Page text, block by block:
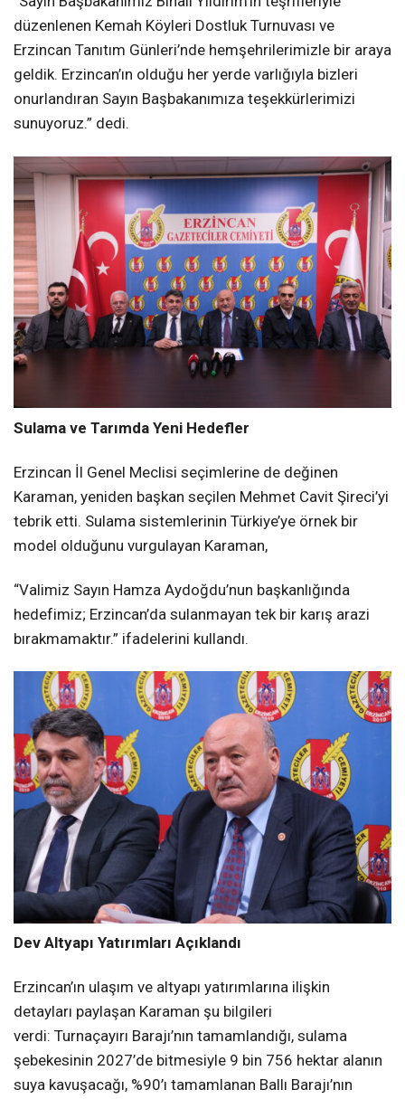
düzenlenen Kemah Köyleri Dostluk Turnuvası ve
Erzincan Tanıtım Günleri’nde hemşehrilerimizle bir araya
geldik. Erzincan’ın olduğu her yerde varlığıyla bizleri
onurlandıran Sayın Başbakanımıza teşekkürlerimizi
sunuyoruz.” dedi.
Sulama ve Tarımda Yeni Hedefler
Erzincan İl Genel Meclisi seçimlerine de değinen
Karaman, yeniden başkan seçilen Mehmet Cavit Şireci’yi
tebrik etti. Sulama sistemlerinin Türkiye’ye örnek bir
model olduğunu vurgulayan Karaman,
“Valimiz Sayın Hamza Aydoğdu’nun başkanlığında
hedefimiz; Erzincan’da sulanmayan tek bir karış arazi
bırakmamaktır.” ifadelerini kullandı.
Dev Altyapı Yatırımları Açıklandı
Erzincan’ın ulaşım ve altyapı yatırımlarına ilişkin
detayları paylaşan Karaman şu bilgileri
verdi: Turnaçayırı Barajı’nın tamamlandığı, sulama
şebekesinin 2027’de bitmesiyle 9 bin 756 hektar alanın
suya kavuşacağı, %90’ı tamamlanan Ballı Barajı’nın